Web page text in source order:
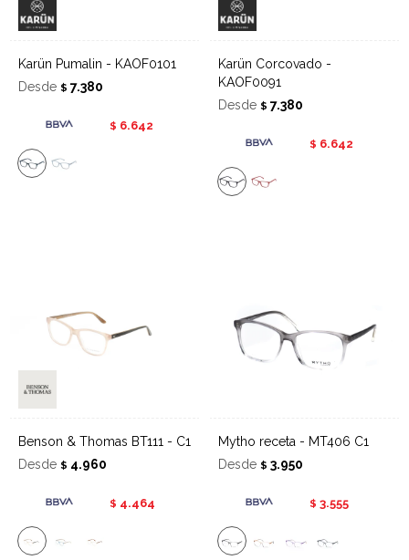
Karün Pumalin - KAOF0101
Desde $ 7.380
$ 6.642
Karün Corcovado -
KAOF0091
Desde $ 7.380
$ 6.642
Benson & Thomas BT111 - C1
Desde $ 4.960
$ 4.464
Mytho receta - MT406 C1
Desde $ 3.950
$ 3.555